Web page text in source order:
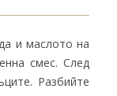
и маслото на
смес. След
Разбийте